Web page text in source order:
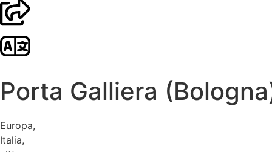
Porta Galliera
Europa,
Italia,